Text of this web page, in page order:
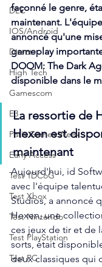
DLC
IOS/Android
Direct
High Tech
Gamescom
E3
Paris Games Week
Early Access
Test 1DCoG
Test Xbox
Test Nintendo
Test PlayStation
Test PC
façonné le genre,
maintenant.
annoncé qu'une
gameplay
DOOM: The Dark
disponible dans le
La ressortie de
Hexen est
maintenant
Aujourd'hui, id
avec l'équipe
Studios, a annoncé
Hexen, une
ces jeux de tir et de
sorts, était
deux classiques qui